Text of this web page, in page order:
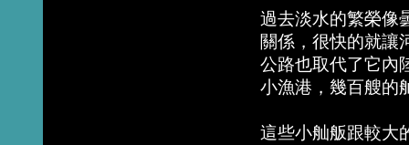
過去淡水的繁榮像
關係，很快的就讓
公路也取代了它內
小漁港，幾百艘的
這些小舢舨跟較大